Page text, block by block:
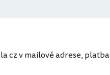
cz v mailové adrese, platba